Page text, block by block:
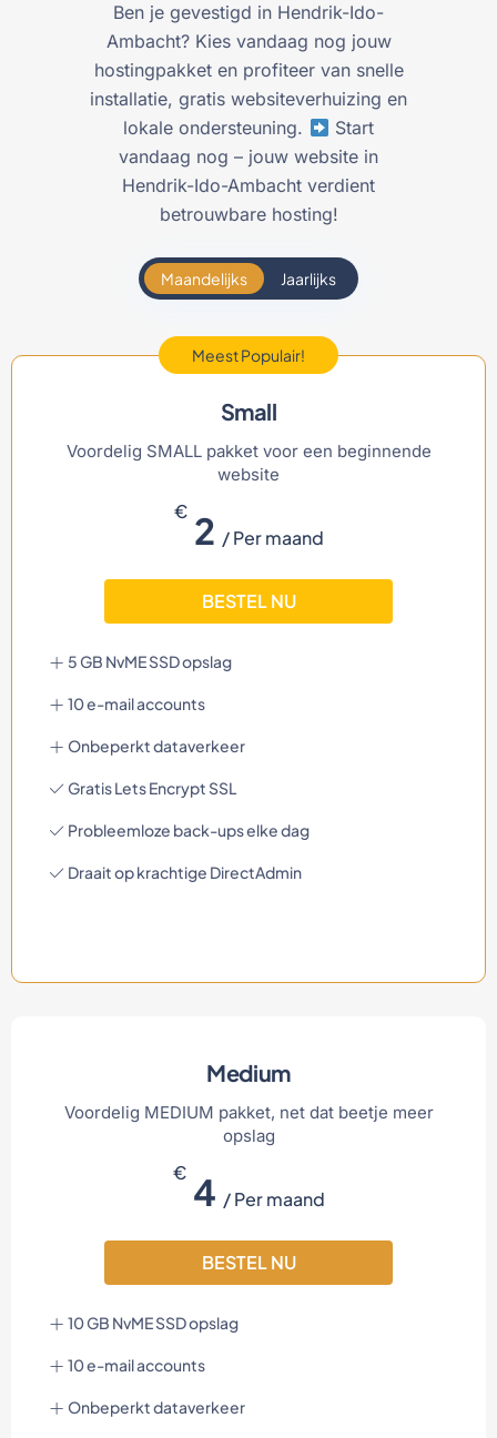
Ben je gevestigd in Hendrik-Ido-
Ambacht? Kies vandaag nog jouw
hostingpakket en profiteer van snelle
installatie, gratis websiteverhuizing en
lokale ondersteuning.
Start
vandaag nog – jouw website in
Hendrik-Ido-Ambacht verdient
betrouwbare hosting!
Maandelijks Jaarlijks
Meest Populair!
Small
Voordelig SMALL pakket voor een beginnende
website
€2 / Per maand
BESTEL NU
5 GB NvME SSD opslag
10 e-mail accounts
Onbeperkt dataverkeer
Gratis Lets Encrypt SSL
Probleemloze back-ups elke dag
Draait op krachtige DirectAdmin
Medium
Voordelig MEDIUM pakket, net dat beetje meer
opslag
€4 / Per maand
BESTEL NU
10 GB NvME SSD opslag
10 e-mail accounts
Onbeperkt dataverkeer